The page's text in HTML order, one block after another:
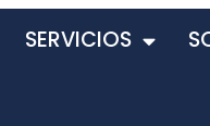
SERVICIOS